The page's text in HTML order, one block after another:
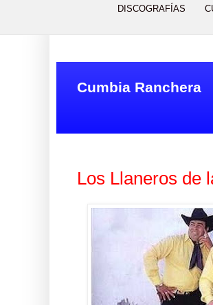
DISCOGRAFÍAS
Cumbia Ranchera
Los Llaneros de